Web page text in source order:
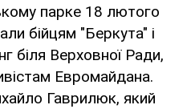
парке 18 лютого
бійцям "Беркута" і
біля Верховної Ради,
Евромайдана.
Гаврилюк, який